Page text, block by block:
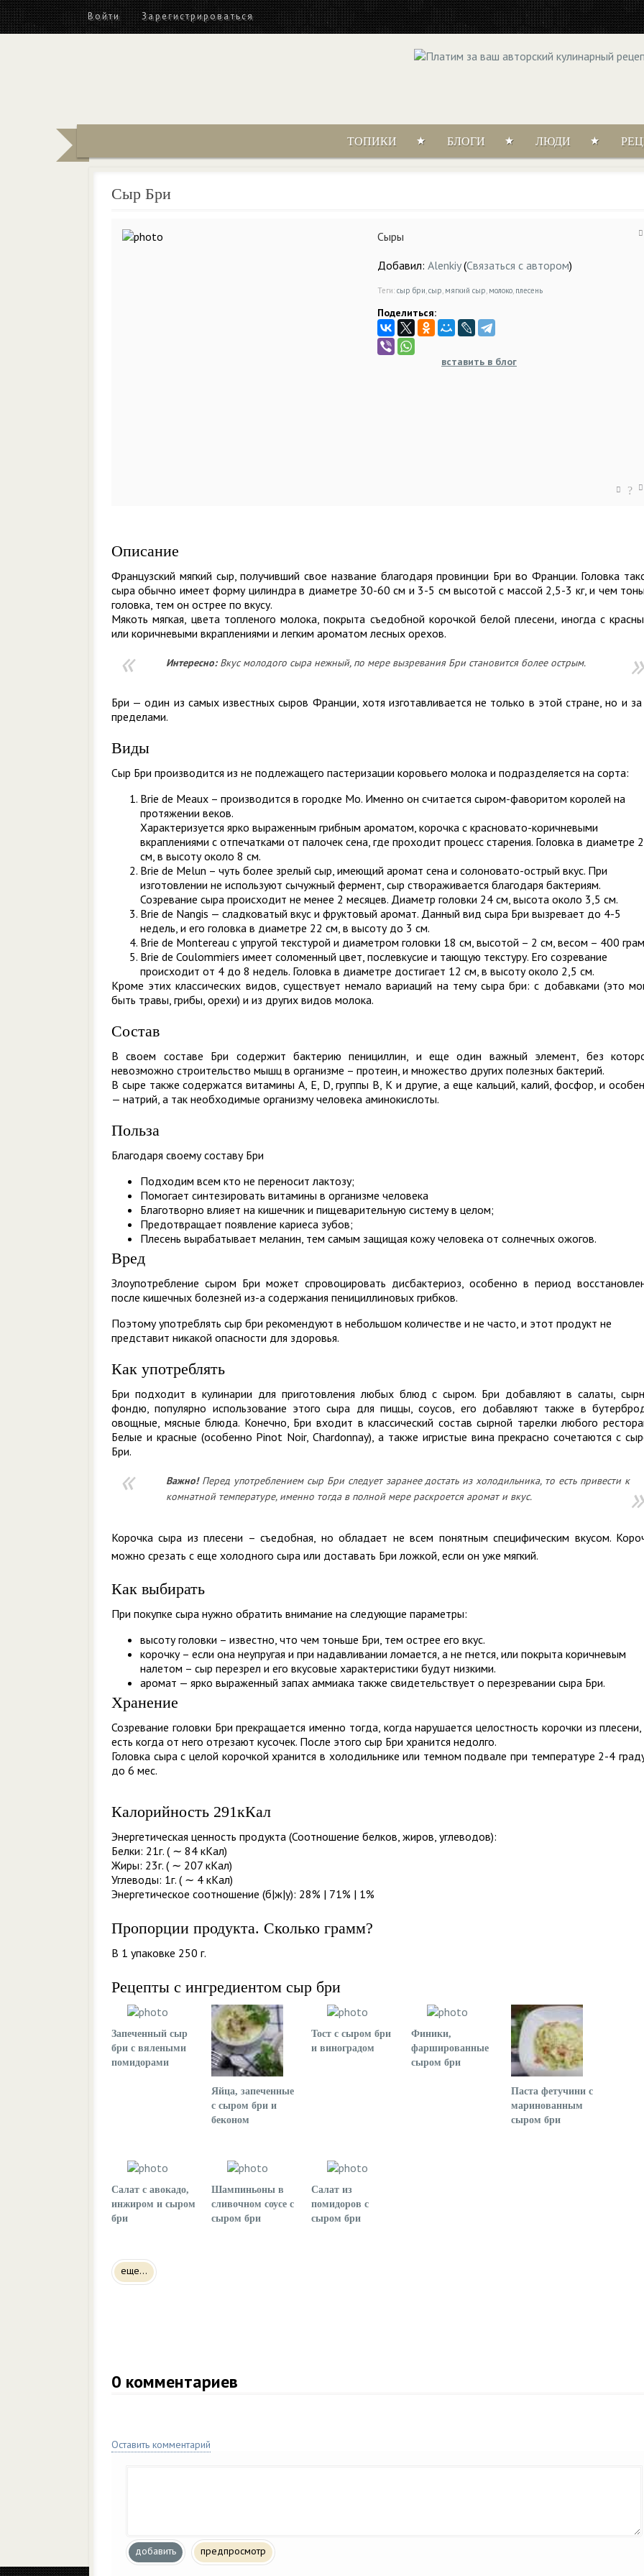
Войти Зарегистрироваться
ТОПИКИ БЛОГИ ЛЮДИ
Сыр Бри
Сыры
?
Добавил: Alenkiy(Связаться с автором)
Теги: сыр бри,сыр, мягкий сыр, молоко, плесень
Поделиться:
вставить в блог
Описание
Французский мягкий сыр, получивший свое название благодаря провинции Бри во Франции. Головка
сыра обычно имеет форму цилиндра в диаметре 30-60 см и 3-5 см высотой с массой 2,5-3 кг, и чем
головка, тем он острее по вкусу.
Мякоть мягкая, цвета топленого молока, покрыта съедобной корочкой белой плесени, иногда с
или коричневыми вкраплениями и легким ароматом лесных орехов.
Интересно:Вкус молодого сыра нежный, по мере вызревания Бри становится более острым.
Бри — один из самых известных сыров Франции, хотя изготавливается не только в этой стране, но и за
пределами.
Виды
Сыр Бри производится из не подлежащего пастеризации коровьего молока и подразделяется на сорта:
Brie de Meaux – производится в городке Мо. Именно он считается сыром-фаворитом королей на
протяжении веков.
Характеризуется ярко выраженным грибным ароматом, корочка с красновато-коричневыми
вкраплениями с отпечатками от палочек сена, где проходит процесс старения. Головка в диаметре
см, в высоту около 8 см.
Brie de Melun – чуть более зрелый сыр, имеющий аромат сена и солоновато-острый вкус. При
изготовлении не используют сычужный фермент, сыр створаживается благодаря бактериям.
Созревание сыра происходит не менее 2 месяцев. Диаметр головки 24 см, высота около 3,5 см.
Brie de Nangis — сладковатый вкус и фруктовый аромат. Данный вид сыра Бри вызревает до 4-5
недель, и его головка в диаметре 22 см, в высоту до 3 см.
Brie de Montereau с упругой текстурой и диаметром головки 18 см, высотой – 2 см, весом – 400
Brie de Coulommiers имеет соломенный цвет, послевкусие и тающую текстуру. Его созревание
происходит от 4 до 8 недель. Головка в диаметре достигает 12 см, в высоту около 2,5 см.
Кроме этих классических видов, существует немало вариаций на тему сыра бри: с добавками (это
быть травы, грибы, орехи) и из других видов молока.
Состав
В своем составе Бри содержит бактерию пенициллин, и еще один важный элемент, без
невозможно строительство мышц в организме – протеин, и множество других полезных бактерий.
В сыре также содержатся витамины А, Е, D, группы В, К и другие, а еще кальций, калий, фосфор, и
— натрий, а так необходимые организму человека аминокислоты.
Польза
Благодаря своему составу Бри
Подходим всем кто не переносит лактозу;
Помогает синтезировать витамины в организме человека
Благотворно влияет на кишечник и пищеварительную систему в целом;
Предотвращает появление кариеса зубов;
Плесень вырабатывает меланин, тем самым защищая кожу человека от солнечных ожогов.
Вред
Злоупотребление сыром Бри может спровоцировать дисбактериоз, особенно в период
после кишечных болезней из-а содержания пенициллиновых грибков.
Поэтому употреблять сыр бри рекомендуют в небольшом количестве и не часто, и этот продукт не
представит никакой опасности для здоровья.
Как употреблять
Бри подходит в кулинарии для приготовления любых блюд с сыром. Бри добавляют в салаты,
фондю, популярно использование этого сыра для пиццы, соусов, его добавляют также в
овощные, мясные блюда. Конечно, Бри входит в классический состав сырной тарелки любого
Белые и красные (особенно Pinot Noir, Chardonnay), а также игристые вина прекрасно сочетаются с
Бри.
Важно!Перед употреблением сыр Бри следует заранее достать из холодильника, то есть привести к
комнатной температуре, именно тогда в полной мере раскроется аромат и вкус.
Корочка сыра из плесени – съедобная, но обладает не всем понятным специфическим вкусом.
можно срезать с еще холодного сыра или доставать Бри ложкой, если он уже мягкий.
Как выбирать
При покупке сыра нужно обратить внимание на следующие параметры:
высоту головки – известно, что чем тоньше Бри, тем острее его вкус.
корочку – если она неупругая и при надавливании ломается, а не гнется, или покрыта коричневым
налетом – сыр перезрел и его вкусовые характеристики будут низкими.
аромат — ярко выраженный запах аммиака также свидетельствует о перезревании сыра Бри.
Хранение
Созревание головки Бри прекращается именно тогда, когда нарушается целостность корочки из
есть когда от него отрезают кусочек. После этого сыр Бри хранится недолго.
Головка сыра с целой корочкой хранится в холодильнике или темном подвале при температуре 2-4
до 6 мес.
Калорийность 291кКал
Энергетическая ценность продукта (Соотношение белков, жиров, углеводов):
Белки: 21г. ( ∼ 84 кКал)
Жиры: 23г. ( ∼ 207 кКал)
Углеводы: 1г. ( ∼ 4 кКал)
Энергетическое соотношение (б|ж|у): 28% | 71% | 1%
Пропорции продукта. Сколько грамм?
В 1 упаковке 250 г.
Рецепты с ингредиентом сыр бри
Запеченный сыр
бри с вялеными
помидорами
Яйца, запеченные
с сыром бри и
беконом
Тост с сыром бри
и виноградом
Финики,
фаршированные
сыром бри
Паста фетучини с
маринованным
сыром бри
Салат с авокадо,
инжиром и сыром
бри
Шампиньоны в
сливочном соусе с
сыром бри
Салат из
помидоров с
сыром бри
еще...
0 комментариев
Оставить комментарий
добавить предпросмотр